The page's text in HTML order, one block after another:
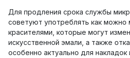
Для продления срока службы
советуют употреблять как можно
красителями, которые могут
искусственной эмали, а также
особенно актуально для